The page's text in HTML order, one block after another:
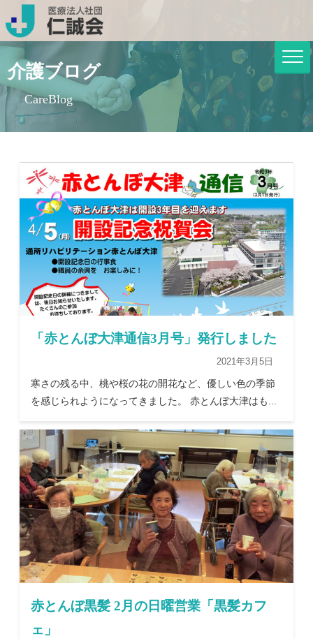
介護ブログ
CareBlog
「赤とんぼ大津通信3月号」発行しました
2021年3月5日
寒さの残る中、桃や桜の花の開花など、優しい色の季節
を感じられようになってきました。 赤とんぼ大津はも...
赤とんぼ黒髪 2月の日曜営業「黒髪カフ
ェ」